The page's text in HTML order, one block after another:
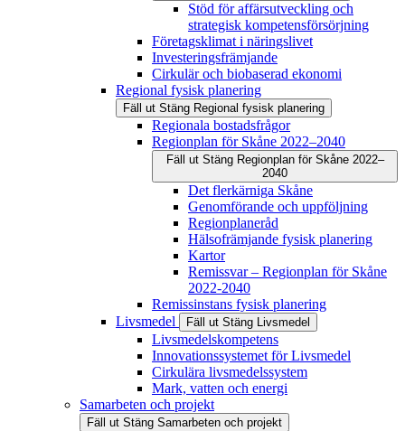
Stöd för affärsutveckling och
strategisk kompetensförsörjning
Företagsklimat i näringslivet
Investeringsfrämjande
Cirkulär och biobaserad ekonomi
Regional fysisk planering
Fäll ut Stäng Regional fysisk planering
Regionala bostadsfrågor
Regionplan för Skåne 2022–2040
Fäll ut Stäng Regionplan för Skåne 2022–
2040
Det flerkärniga Skåne
Genomförande och uppföljning
Regionplaneråd
Hälsofrämjande fysisk planering
Kartor
Remissvar – Regionplan för Skåne
2022-2040
Remissinstans fysisk planering
Livsmedel
Fäll ut Stäng Livsmedel
Livsmedelskompetens
Innovationssystemet för Livsmedel
Cirkulära livsmedelssystem
Mark, vatten och energi
Samarbeten och projekt
Fäll ut Stäng Samarbeten och projekt